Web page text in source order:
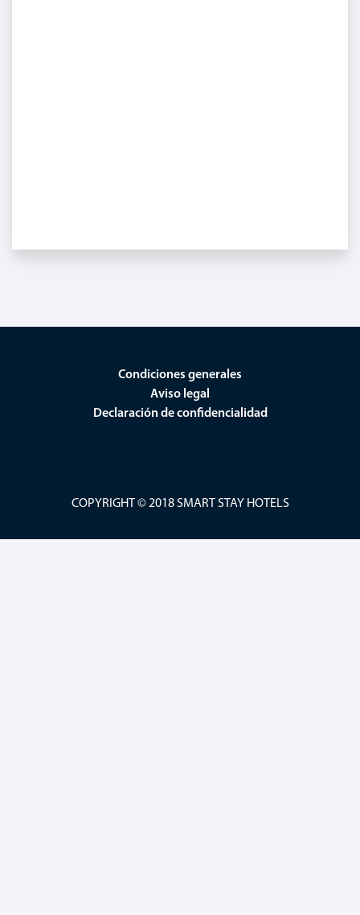
Condiciones generales
Aviso legal
Declaración de confidencialidad
COPYRIGHT © 2018 SMART STAY HOTELS